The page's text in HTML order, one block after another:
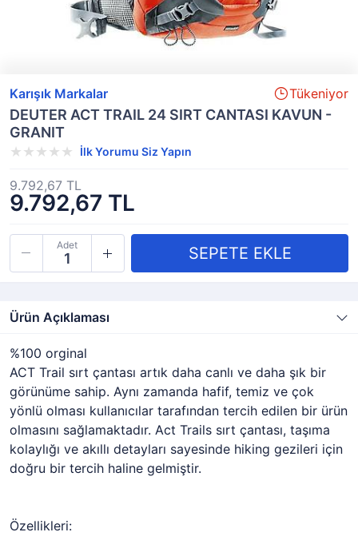
Karışık Markalar Tükeniyor
DEUTER ACT TRAIL 24 SIRT CANTASI KAVUN -
GRANIT
İlk Yorumu Siz Yapın
9.792,67 TL
9.792,67 TL
Adet
Ürün Açıklaması
%100 orginal
ACT Trail sırt çantası artık daha canlı ve daha şık bir
görünüme sahip. Aynı zamanda hafif, temiz ve çok
yönlü olması kullanıcılar tarafından tercih edilen bir ürün
olmasını sağlamaktadır. Act Trails sırt çantası, taşıma
kolaylığı ve akıllı detayları sayesinde hiking gezileri için
doğru bir tercih haline gelmiştir.
Özellikleri: